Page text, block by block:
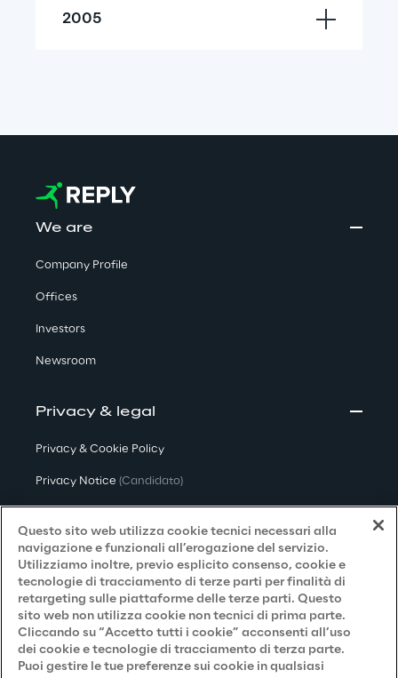
2005
We are
Company Profile
Offices
Investors
Newsroom
Privacy & legal
Privacy & Cookie Policy
Privacy Notice (Candidato)
Privacy Notice(Fornitore)
Privacy Notice (Marketing)
Accessibilità
Careers
Questo sito web utilizza cookie tecnici necessari alla
navigazione e funzionali all’erogazione del servizio.
Utilizziamo inoltre, previo esplicito consenso, cookie e
tecnologie di tracciamento di terze parti per finalità di
retargeting sulle piattaforme delle terze parti. Questo
sito web non utilizza cookie non tecnici di prima parte.
Cliccando su “Accetto tutti i cookie” acconsenti all’uso
dei cookie e tecnologie di tracciamento di terza parte.
Puoi gestire le tue preferenze sui cookie in qualsiasi